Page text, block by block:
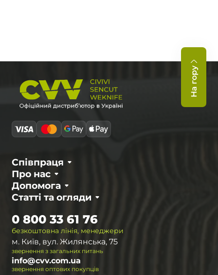
На гору
Про нас
Співпраця
Статті та огляди
Допомога
безкоштовна лінія, менеджери
0 800 33 61 76
м. Київ, вул. Жилянська, 75
звернення з загальних питань
info@cvv.com.ua
звернення оптових покупців